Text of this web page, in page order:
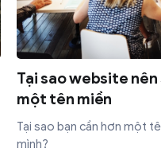
Tại sao website nên
một tên miền
Tại sao bạn cần hơn một
mình?